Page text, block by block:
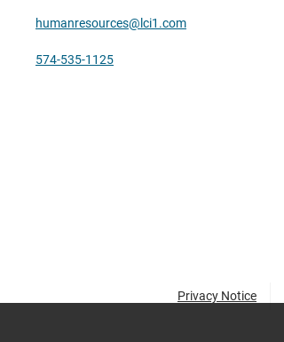
humanresources@lci1.com
574-535-1125
Privacy Notice